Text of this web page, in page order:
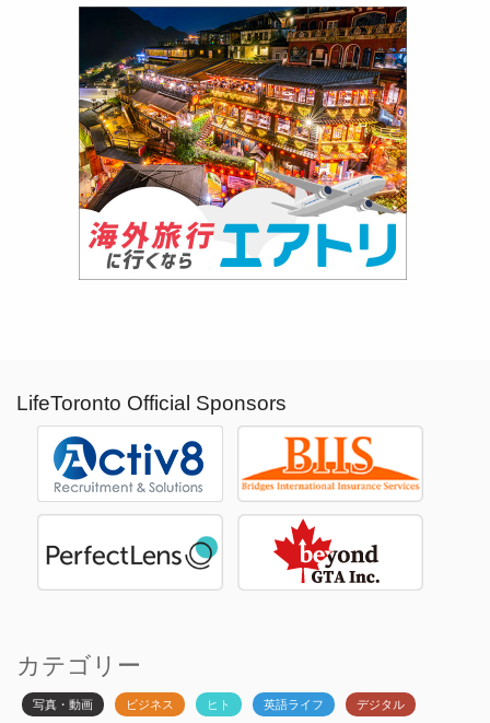
LifeToronto Official Sponsors
カテゴリー
写真・動画 ビジネス ヒト 英語ライフ デジタル